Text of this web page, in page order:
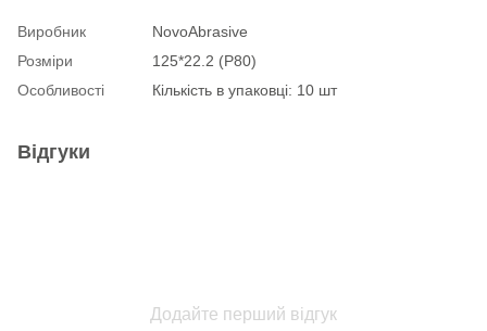
Виробник
NovoAbrasive
Розміри
125*22.2 (P80)
Особливості
Кількість в упаковці: 10 шт
Відгуки
Додайте перший відгук